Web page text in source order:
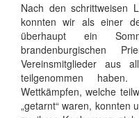
Nach den schrittweisen
konnten wir als einer
überhaupt ein
brandenburgischen
Vereinsmitglieder aus
teilgenommen
Wettkämpfen, welche
„getarnt“ waren, konnten